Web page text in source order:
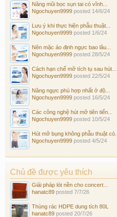
Nâng mũi bọc sụn tai có vĩnh...
Ngochuyen9999 posted 14/6/24
Lưu ý khi thực hiện phẫu thuật...
Ngochuyen9999 posted 1/6/24
Nên mặc áo định ngực bao lâu...
Ngochuyen9999 posted 28/5/24
Cách hạn chế mỡ tích tụ sau hút...
Ngochuyen9999 posted 22/5/24
Nâng ngực phù hợp nhất ở độ...
Ngochuyen9999 posted 16/5/24
Các công nghệ hút mỡ tiên tiến...
Ngochuyen9999 posted 10/5/24
Hút mỡ bụng không phẫu thuật có...
Ngochuyen9999 posted 4/5/24
Chủ đề được yêu thích
Giải pháp lót nền cho concert...
hanatc89 posted 7/7/26
Thùng rác HDPE dung tích 80L
hanatc89 posted 20/7/26